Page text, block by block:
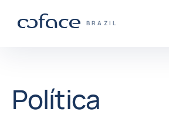
COFACE FOR
BRAZIL
Voltar à página inicial
Política